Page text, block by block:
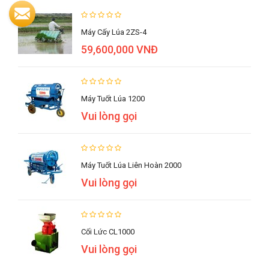
Máy Cấy Lúa 2ZS-4
59,600,000 VNĐ
Máy Tuốt Lúa 1200
Vui lòng gọi
Máy Tuốt Lúa Liên Hoàn 2000
Vui lòng gọi
Cối Lức CL1000
Vui lòng gọi